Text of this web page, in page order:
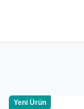
Yeni Ürün